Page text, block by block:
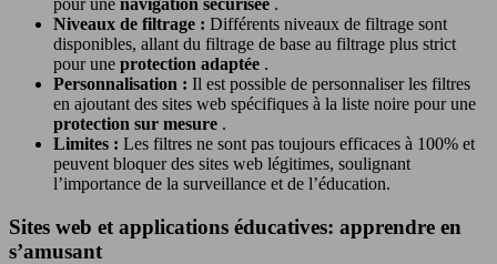
pour une navigation sécurisée .
Niveaux de filtrage : Différents niveaux de filtrage sont
disponibles, allant du filtrage de base au filtrage plus strict
pour une protection adaptée .
Personnalisation : Il est possible de personnaliser les filtres
en ajoutant des sites web spécifiques à la liste noire pour une
protection sur mesure .
Limites : Les filtres ne sont pas toujours efficaces à 100% et
peuvent bloquer des sites web légitimes, soulignant
l’importance de la surveillance et de l’éducation.
Sites web et applications éducatives: apprendre en
s’amusant